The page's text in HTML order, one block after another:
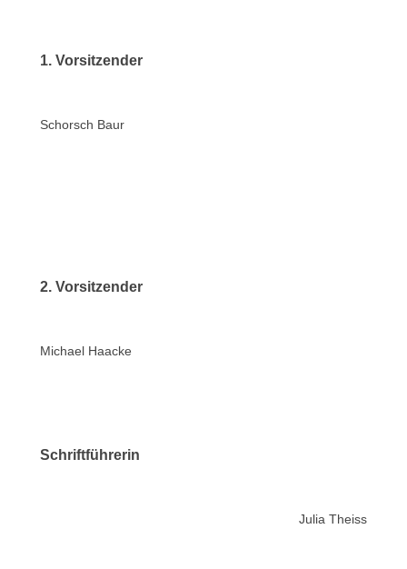
1. Vorsitzender
Schorsch Baur
2. Vorsitzender
Michael Haacke
Schriftführerin
Julia Theiss